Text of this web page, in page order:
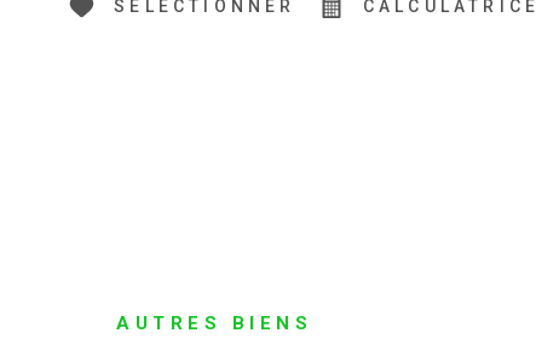
SÉLECTIONNER CALCULATRICE
AUTRES BIENS